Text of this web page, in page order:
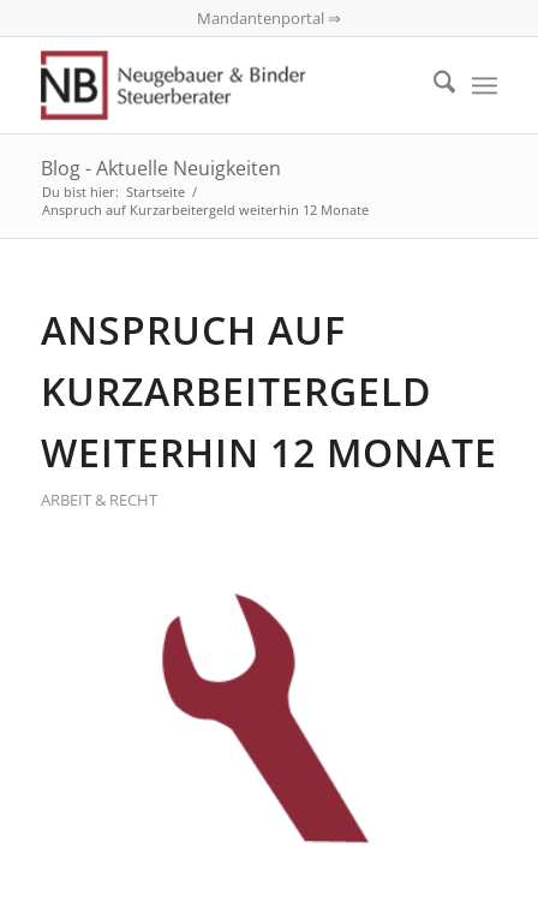
Mandantenportal ⇒
Blog - Aktuelle Neuigkeiten
Du bist hier: Startseite /
Anspruch auf Kurzarbeitergeld weiterhin 12 Monate
ANSPRUCH AUF
KURZARBEITERGELD
WEITERHIN 12 MONATE
ARBEIT & RECHT